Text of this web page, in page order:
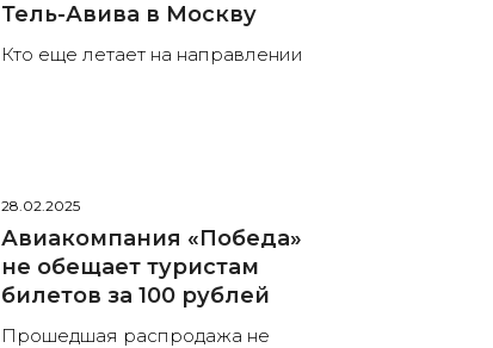
Тель-Авива в Москву
Кто еще летает на направлении
28.02.2025
Авиакомпания «Победа»
не обещает туристам
билетов за 100 рублей
Прошедшая распродажа не